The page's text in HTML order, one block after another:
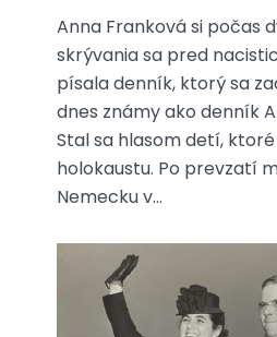
Anna Franková si počas
skrývania sa pred
písala denník, ktorý sa
dnes známy ako denník
Stal sa hlasom detí,
holokaustu. Po prevzatí
Nemecku v...